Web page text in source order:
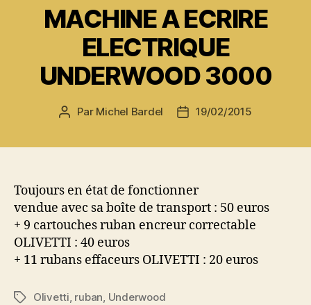
MACHINE A ECRIRE
ELECTRIQUE
UNDERWOOD 3000
Auteur
Par Michel Bardel
Date19/02/2015
Toujours en état de fonctionner
vendue avec sa boîte de transport : 50 euros
+ 9 cartouches ruban encreur correctable
OLIVETTI : 40 euros
+ 11 rubans effaceurs OLIVETTI : 20 euros
Étiquettes
Olivetti, ruban, Underwood